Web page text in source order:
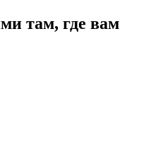
там, где вам